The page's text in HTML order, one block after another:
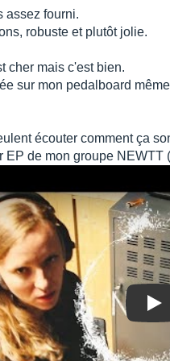
assez fourni.
robuste et plutôt jolie.
cher mais c'est bien.
sur mon pedalboard
écouter comment ça
EP de mon groupe NEWTT
Play